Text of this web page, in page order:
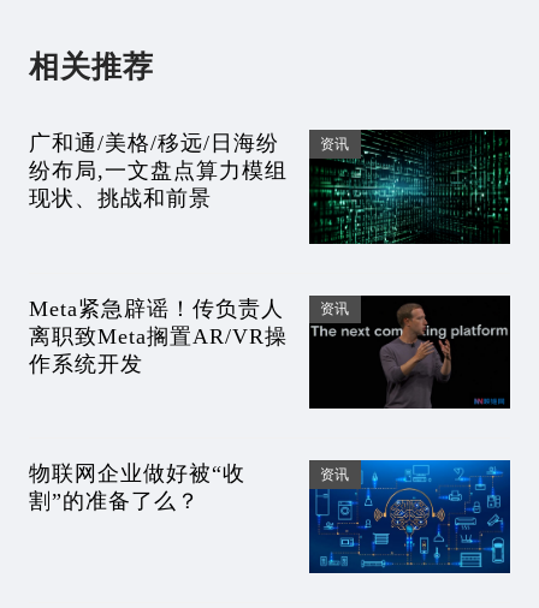
相关推荐
广和通/美格/移远/日海纷
纷布局,一文盘点算力模组
现状、挑战和前景
资讯
Meta紧急辟谣！传负责人
离职致Meta搁置AR/VR操
作系统开发
资讯
物联网企业做好被“收
割”的准备了么？
资讯